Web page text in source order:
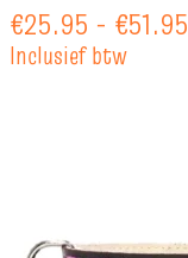
€25.95 - €51.95
Inclusief btw